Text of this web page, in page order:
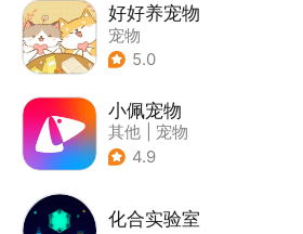
好好养宠物
宠物
5.0
小佩宠物
其他
宠物
4.9
化合实验室